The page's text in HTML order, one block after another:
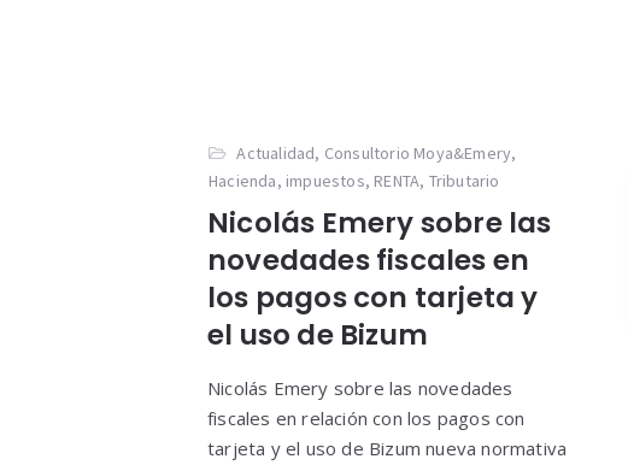
Actualidad, Consultorio Moya&Emery,
Hacienda, impuestos, RENTA, Tributario
Nicolás Emery sobre las
novedades fiscales en
los pagos con tarjeta y
el uso de Bizum
Nicolás Emery sobre las novedades
fiscales en relación con los pagos con
tarjeta y el uso de Bizum nueva normativa